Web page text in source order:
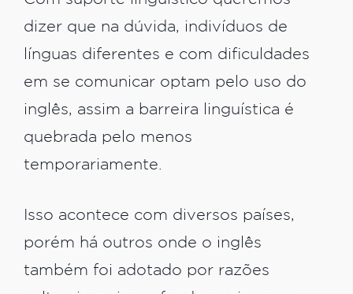
dizer que na dúvida, indivíduos de
línguas diferentes e com dificuldades
em se comunicar optam pelo uso do
inglês, assim a barreira linguística é
quebrada pelo menos
temporariamente.
Isso acontece com diversos países,
porém há outros onde o inglês
também foi adotado por razões